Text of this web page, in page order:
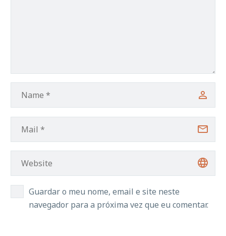
Guardar o meu nome, email e site neste
navegador para a próxima vez que eu comentar.